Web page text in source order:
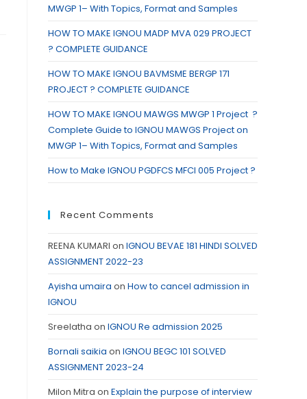
MWGP 1– With Topics, Format and Samples
HOW TO MAKE IGNOU MADP MVA 029 PROJECT
? COMPLETE GUIDANCE
HOW TO MAKE IGNOU BAVMSME BERGP 171
PROJECT ? COMPLETE GUIDANCE
HOW TO MAKE IGNOU MAWGS MWGP 1 Project ?
Complete Guide to IGNOU MAWGS Project on
MWGP 1– With Topics, Format and Samples
How to Make IGNOU PGDFCS MFCI 005 Project ?
Recent Comments
REENA KUMARI on IGNOU BEVAE 181 HINDI SOLVED
ASSIGNMENT 2022-23
Ayisha umaira on How to cancel admission in
IGNOU
Sreelatha on IGNOU Re admission 2025
Bornali saikia on IGNOU BEGC 101 SOLVED
ASSIGNMENT 2023-24
Milon Mitra on Explain the purpose of interview